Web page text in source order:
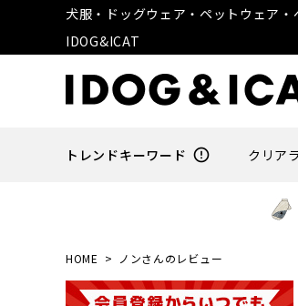
犬服・ドッグウェア・ペットウェア
IDOG&ICAT
トレンドキーワード error_outline クリア
HOME ノンさんのレビュー